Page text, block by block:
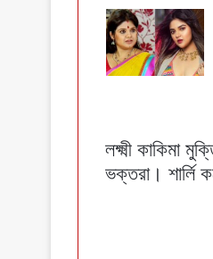
লক্ষ্মী কাকিমা
ভক্তরা। শার্লি